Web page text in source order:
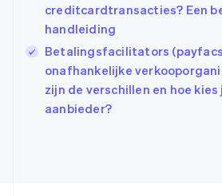
creditcardtransacties? Een
handleiding
Betalingsfacilitators
onafhankelijke
zijn de verschillen en hoe
aanbieder?
India
English
Italië
Italiano English
日本語English
Kroatië